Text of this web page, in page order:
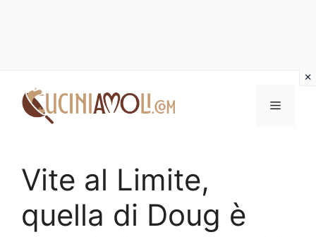
contenuto
Menu
Vite al Limite,
quella di Doug è